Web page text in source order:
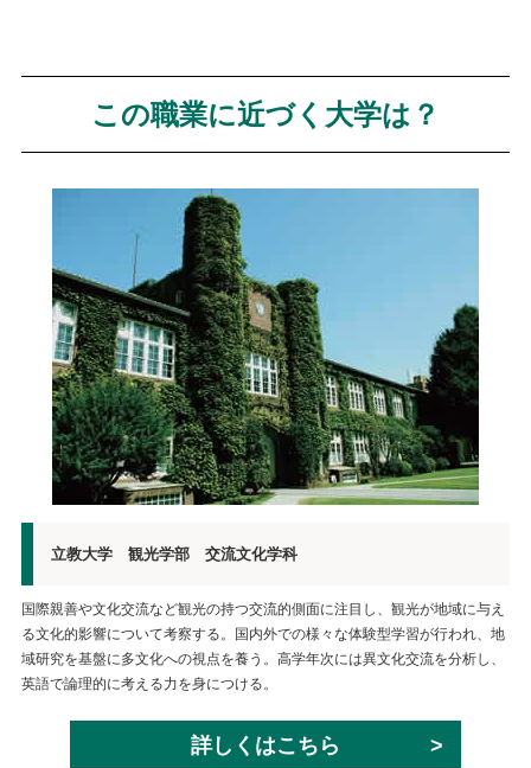
この職業に近づく大学は？
立教大学 観光学部 交流文化学科
国際親善や文化交流など観光の持つ交流的側面に注目し、観光が地域に与え
る文化的影響について考察する。国内外での様々な体験型学習が行われ、地
域研究を基盤に多文化への視点を養う。高学年次には異文化交流を分析し、
英語で論理的に考える力を身につける。
詳しくはこちら